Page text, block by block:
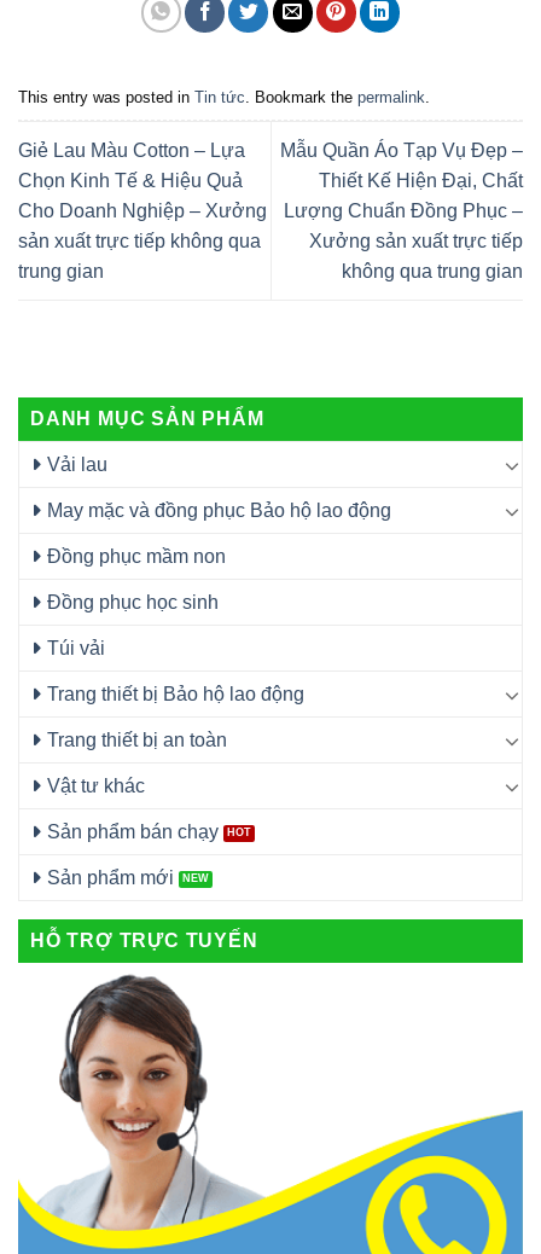
This entry was posted in Tin tức . Bookmark the permalink
Giẻ Lau Màu Cotton – Lựa
Chọn Kinh Tế & Hiệu Quả
Cho Doanh Nghiệp – Xưởng
sản xuất trực tiếp không qua
trung gian
Mẫu Quần Áo Tạp Vụ Đẹp –
Thiết Kế Hiện Đại, Chất
Lượng Chuẩn Đồng Phục –
Xưởng sản xuất trực tiếp
không qua trung gian
DANH MỤC SẢN PHẨM
Vải lau
May mặc và đồng phục Bảo hộ lao động
Đồng phục mầm non
Đồng phục học sinh
Túi vải
Trang thiết bị Bảo hộ lao động
Trang thiết bị an toàn
Vật tư khác
Sản phẩm bán chạy
Sản phẩm mới
HỖ TRỢ TRỰC TUYẾN